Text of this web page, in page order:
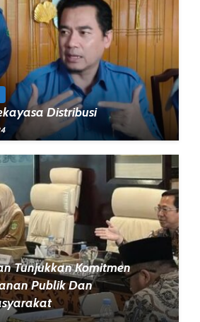
Distribusi
Tunjukkan Komitmen
Publik Dan